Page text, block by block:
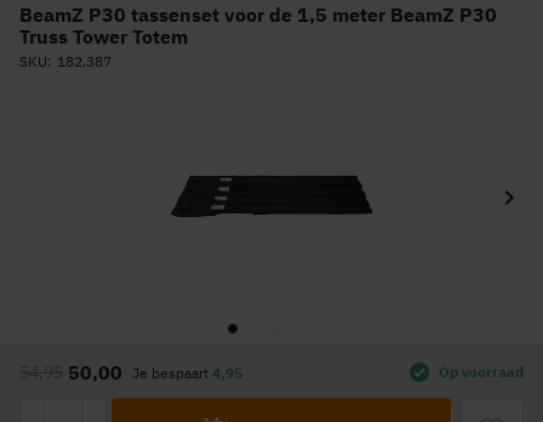
BeamZ P30 tassenset voor de 1,5 meter BeamZ P30
Truss Tower Totem
SKU 182.387
50,00
54,95 Je bespaart 4,95 Op voorraad
het